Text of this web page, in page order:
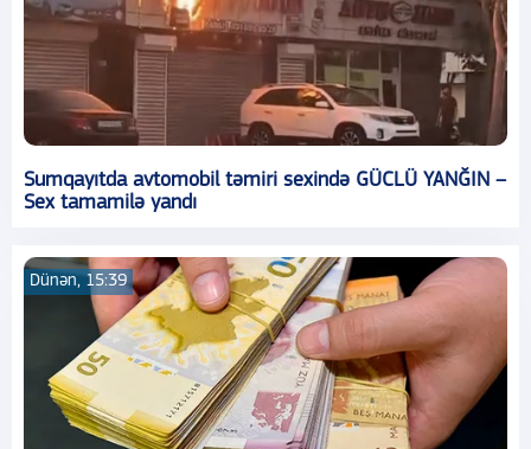
Sumqayıtda avtomobil təmiri sexində GÜCLÜ YANĞIN –
Sex tamamilə yandı
Dünən, 15:39